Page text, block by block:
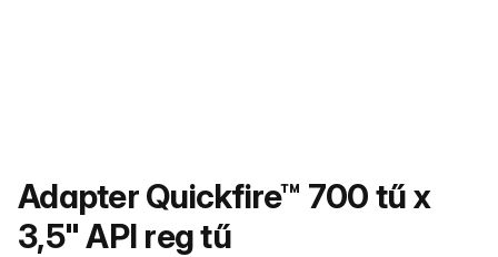
Termék neve
Adapter Quickfire™ 700 tű x
3,5" API reg tű